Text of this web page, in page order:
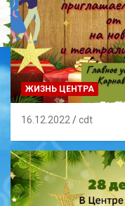
ЖИЗНЬ ЦЕНТРА
16.12.2022 cdt